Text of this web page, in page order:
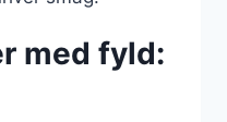
med fyld: